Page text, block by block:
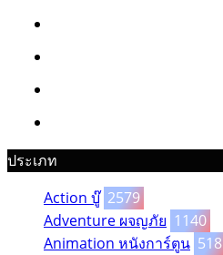
ประเภท
Action บู๊ 2579
Adventure ผจญภัย 1140
Animation หนังการ์ตูน 518